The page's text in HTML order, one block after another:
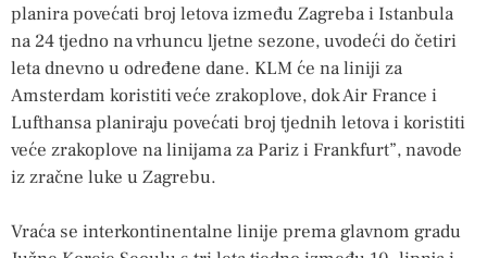
planira povećati broj letova između Zagreba i Istanbula
na 24 tjedno na vrhuncu ljetne sezone, uvodeći do četiri
leta dnevno u određene dane. KLM će na liniji za
Amsterdam koristiti veće zrakoplove, dok Air France i
Lufthansa planiraju povećati broj tjednih letova i koristiti
veće zrakoplove na linijama za Pariz i Frankfurt”, navode
iz zračne luke u Zagrebu.
Vraća se interkontinentalne linije prema glavnom gradu